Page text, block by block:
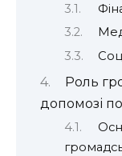
Роль
допомозі